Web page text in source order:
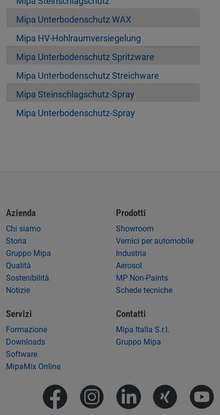
Mipa Unterbodenschutz WAX
Mipa HV-Hohlraumversiegelung
Mipa Unterbodenschutz Spritzware
Mipa Unterbodenschutz Streichware
Mipa Steinschlagschutz-Spray
Mipa Unterbodenschutz-Spray
Azienda
Chi siamo
Storia
Gruppo Mipa
Qualità
Sostenibilità
Notizie
Prodotti
Showroom
Vernici per automobile
Industria
Aerosol
MP Non-Paints
Schede tecniche
Servizi
Formazione
Downloads
Software
MipaMix Online
Contatti
Mipa Italia S.r.l.
Gruppo Mipa